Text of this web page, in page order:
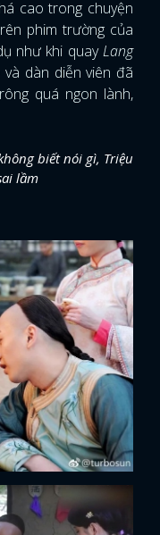
cao trong chuyện
phim trường của
như khi quayLang
dàn diễn viên đã
quá ngon lành,
biết nói gì, Triệu
lầm